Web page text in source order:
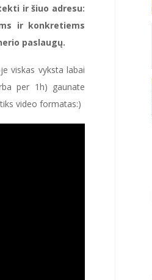
ir šiuo adresu:
ir konkretiems
paslaugų.
viskas vyksta labai
per 1h) gaunate
video formatas:)